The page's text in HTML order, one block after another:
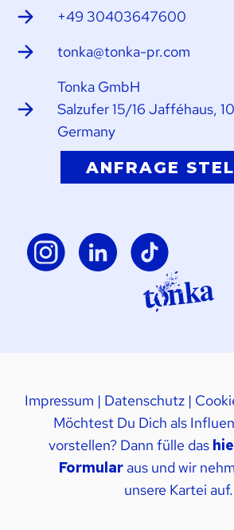
+49 30403647600
tonka@tonka-pr.com
Tonka GmbH
Salzufer 15/16 Jafféhaus,
Germany
ANFRAGE
Impressum | Datenschutz |
Möchtest Du Dich als
vorstellen? Dann fülle das
Formular aus und wir
unsere Kartei auf.